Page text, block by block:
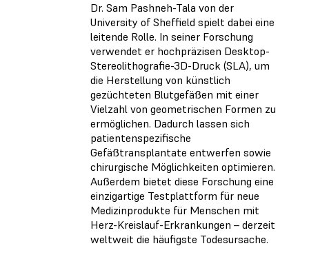
Dr. Sam Pashneh-Tala von der
University of Sheffield spielt dabei eine
leitende Rolle. In seiner Forschung
verwendet er hochpräzisen Desktop-
Stereolithografie-3D-Druck (SLA), um
die Herstellung von künstlich
gezüchteten Blutgefäßen mit einer
Vielzahl von geometrischen Formen zu
ermöglichen. Dadurch lassen sich
patientenspezifische
Gefäßtransplantate entwerfen sowie
chirurgische Möglichkeiten optimieren.
Außerdem bietet diese Forschung eine
einzigartige Testplattform für neue
Medizinprodukte für Menschen mit
Herz-Kreislauf-Erkrankungen – derzeit
weltweit die häufigste Todesursache.